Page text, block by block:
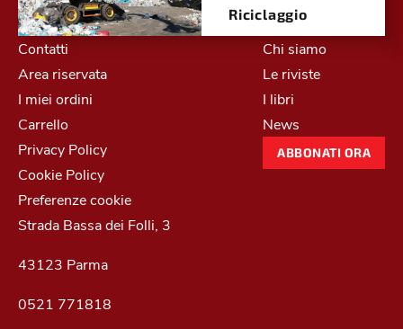
Riciclaggio
Contatti
Area riservata
I miei ordini
Carrello
Privacy Policy
Cookie Policy
Preferenze cookie
Chi siamo
Le riviste
I libri
News
ABBONATI ORA
Strada Bassa dei Folli, 3
43123 Parma
0521 771818